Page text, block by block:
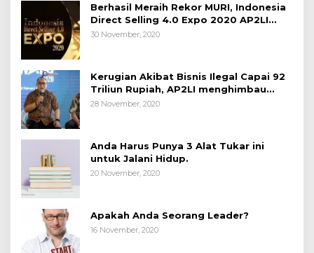
Berhasil Meraih Rekor MURI, Indonesia
Direct Selling 4.0 Expo 2020 AP2LI
berakhir sangat memuaskan
30 November, 2020
Kerugian Akibat Bisnis Ilegal Capai 92
Triliun Rupiah, AP2LI menghimbau
masyarakat Waspada.
28 November, 2020
Anda Harus Punya 3 Alat Tukar ini
untuk Jalani Hidup.
20 November, 2020
Apakah Anda Seorang Leader?
16 November, 2020